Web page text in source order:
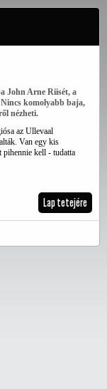
John Arne Riisét, a
komolyabb baja,
nézheti.
az Ullevaal
Van egy kis
pihennie kell - tudatta
Lap tetejére